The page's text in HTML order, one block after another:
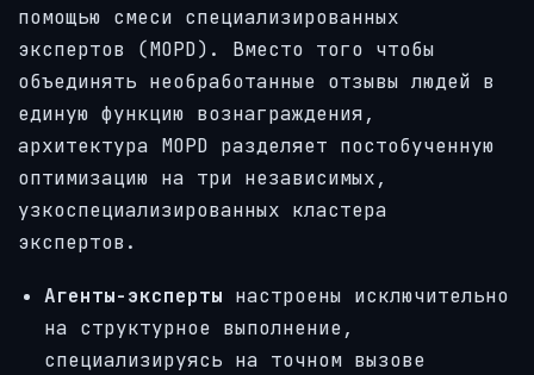
помощью смеси специализированных
экспертов (MOPD). Вместо того чтобы
объединять необработанные отзывы людей в
единую функцию вознаграждения,
архитектура MOPD разделяет постобученную
оптимизацию на три независимых,
узкоспециализированных кластера
экспертов.
Агенты-эксперты настроены исключительно
на структурное выполнение,
специализируясь на точном вызове